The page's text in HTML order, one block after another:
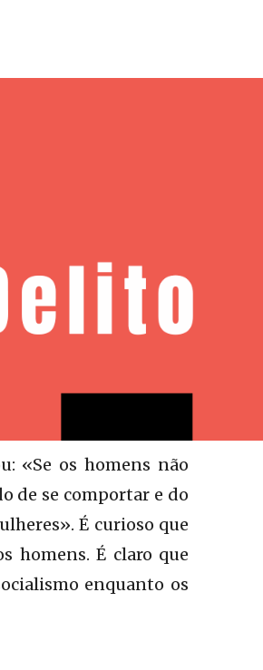
«Se os homens não
de se comportar e do
É curioso que
homens. É claro que
enquanto os